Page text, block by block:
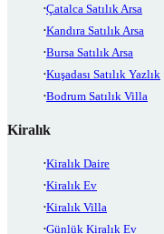
Çatalca Satılık Arsa
Kandıra Satılık Arsa
Bursa Satılık Arsa
Kuşadası Satılık Yazlık
Bodrum Satılık Villa
Kiralık
Kiralık Daire
Kiralık Ev
Kiralık Villa
Günlük Kiralık Ev